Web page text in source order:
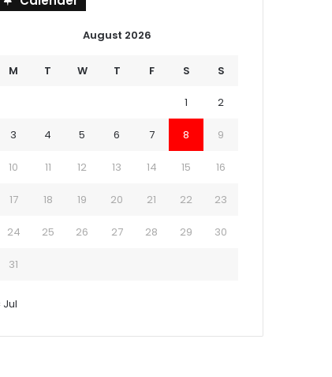
August 2026
M T W T F S S
1 2
3 4 5 6 7 8 9
10 11 12 13 14 15 16
17 18 19 20 21 22 23
24 25 26 27 28 29 30
31
Jul